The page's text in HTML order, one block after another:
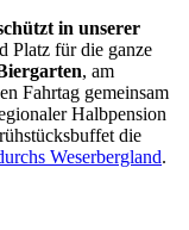
in unserer
Platz für die ganze
, am
Fahrtag gemeinsam
Halbpension
die
Weserbergland.